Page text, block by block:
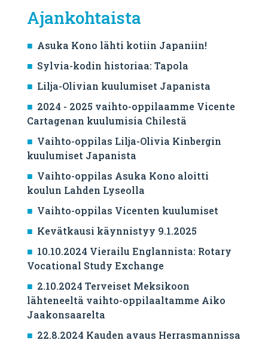
Ajankohtaista
Asuka Kono lähti kotiin Japaniin!
Sylvia-kodin historiaa: Tapola
Lilja-Olivian kuulumiset Japanista
2024 - 2025 vaihto-oppilaamme Vicente
Cartagenan kuulumisia Chilestä
Vaihto-oppilas Lilja-Olivia Kinbergin
kuulumiset Japanista
Vaihto-oppilas Asuka Kono aloitti
koulun Lahden Lyseolla
Vaihto-oppilas Vicenten kuulumiset
Kevätkausi käynnistyy 9.1.2025
10.10.2024 Vierailu Englannista: Rotary
Vocational Study Exchange
2.10.2024 Terveiset Meksikoon
lähteneeltä vaihto-oppilaaltamme Aiko
Jaakonsaarelta
22.8.2024 Kauden avaus Herrasmannissa